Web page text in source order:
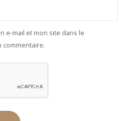
e-mail et mon site dans le
commentaire.